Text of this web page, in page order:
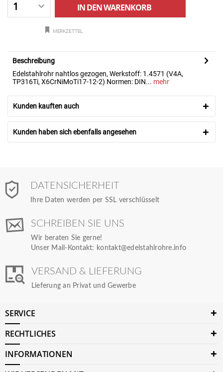
IN DENWARENKORB
MERKZETTEL
Beschreibung
Edelstahlrohr nahtlos gezogen, Werkstoff: 1.4571 (V4A,
TP316Ti, X6CrNiMoTi17-12-2) Normen: DIN... mehr
Kunden kauften auch
Kunden haben sich ebenfalls angesehen
DATENSICHERHEIT
Ihre Daten werden per SSL verschlüsselt
SCHREIBEN SIE UNS
Wir beraten Sie gerne!
Unser Mail-Kontakt: kontakt@edelstahlrohre.info
VERSAND & LIEFERUNG
Lieferung an Privat und Gewerbe
SERVICE
RECHTLICHES
INFORMATIONEN